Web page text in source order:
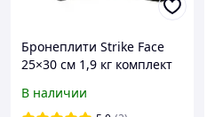
Бронеплити Strike Face
25×30 см 1,9 кг комплект
клас ДСТУ легкі
В наличии